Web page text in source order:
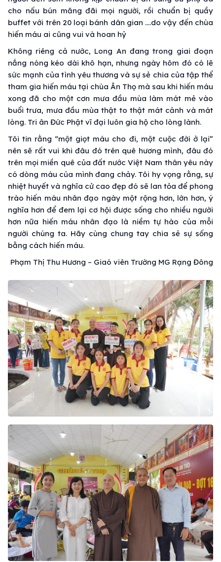
cho nấu bún măng đãi mọi người, rồi chuẩn bị quầy
buffet với trên 20 loại bánh dân gian ….do vậy đến chùa
hiến máu ai cũng vui và hoan hỷ
Không riêng cả nước, Long An đang trong giai đoạn
nắng nóng kéo dài khô hạn, nhưng ngày hôm đó có lẽ
sức mạnh của tình yêu thương và sự sẻ chia của tập thể
tham gia hiến máu tại chùa Ân Thọ mà sau khi hiến máu
xong đã cho một cơn mưa đầu mùa làm mát mẻ vào
buổi trưa, mưa đầu mùa thật to thật mát cảnh và mát
lòng. Tri ân Đức Phật vĩ đại luôn gia hộ cho lòng lành.
Tôi tin rằng “một giọt máu cho đi, một cuộc đời ở lại”
nên sẽ rất vui khi đâu đó trên quê hương mình, đâu đó
trên mọi miền quê của đất nước Việt Nam thân yêu này
có dòng máu của mình đang chảy. Tôi hy vọng rằng, sự
nhiệt huyết và nghĩa cử cao đẹp đó sẽ lan tỏa để phong
trào hiến máu nhân đạo ngày một rộng hơn, lớn hơn, ý
nghĩa hơn để đem lại cơ hội được sống cho nhiều người
hơn nữa hiến máu nhân đạo là niềm tự hào của mỗi
người chúng ta. Hãy cùng chung tay chia sẻ sự sống
bằng cách hiến máu.
Phạm Thị Thu Hương – Giaó viên Trường MG Rạng Đông